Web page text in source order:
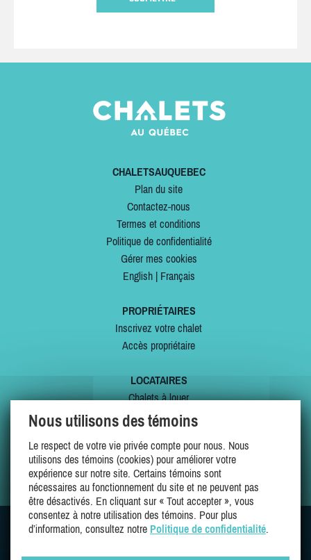
CHALETSAUQUEBEC
Plan du site
Contactez-nous
Termes et conditions
Politique de confidentialité
Gérer mes cookies
English| Français
PROPRIÉTAIRES
Inscrivez votre chalet
Accès propriétaire
LOCATAIRES
Chalets à louer
Chalets à vendre
Offres spéciales
Mes favoris
SUIVEZ-NOUS SUR
Nous utilisons des témoins
Le respect de votre vie privée compte pour nous. Nous
utilisons des témoins (cookies) pour améliorer votre
expérience sur notre site. Certains témoins sont
nécessaires au fonctionnement du site et ne peuvent pas
être désactivés. En cliquant sur « Tout accepter », vous
consentez à notre utilisation des témoins. Pour plus
d’information, consultez notre Politique de confidentialité.